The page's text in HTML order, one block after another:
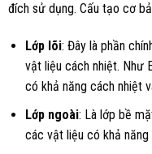
đích sử dụng. Cấu tạo cơ
Lớp lõi: Đây là phần
vật liệu cách nhiệt. Như
có khả năng cách nhiệt
Lớp ngoài: Là lớp bề
các vật liệu có khả